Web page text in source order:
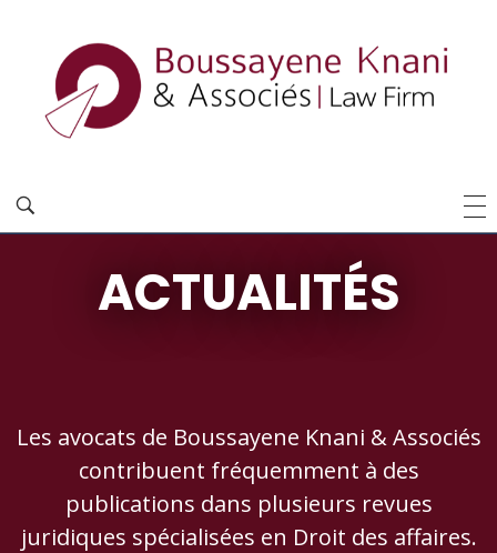
ACTUALITÉS
Les avocats de Boussayene Knani & Associés
contribuent fréquemment à des
publications dans plusieurs revues
juridiques spécialisées en Droit des affaires.